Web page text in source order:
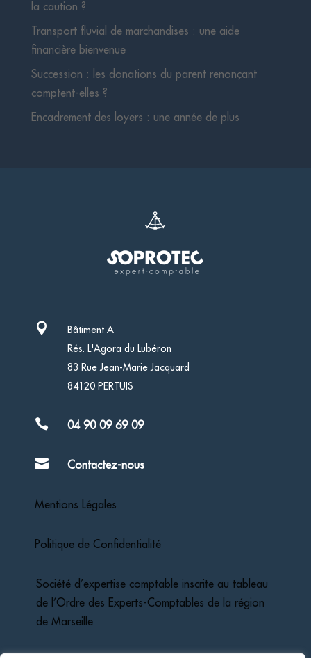
la caution ?
Transport fluvial de marchandises : une aide
financière bienvenue
Succession : les donations du parent renonçant
comptent-elles ?
Encadrement des loyers : une année de plus

Bâtiment A
Rés. L'Agora du Lubéron
83 Rue Jean-Marie Jacquard
84120 PERTUIS
 04 90 09 69 09
 Contactez-nous
Mentions Légales
Politique de Confidentialité
Société d’expertise comptable inscrite au tableau
de l’Ordre des Experts-Comptables de la région
de Marseille